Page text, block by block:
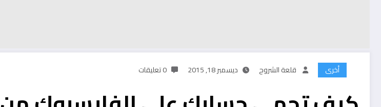
أخرى قلعة الشروح ديسمبر 18, 2015 0 تعليقات